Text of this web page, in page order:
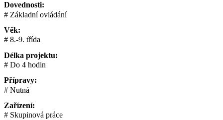
Dovednosti:
Základní ovládání
Věk:
8.-9. třída
Délka projektu:
Do 4 hodin
Přípravy:
Nutná
Zařízení:
Skupinová práce